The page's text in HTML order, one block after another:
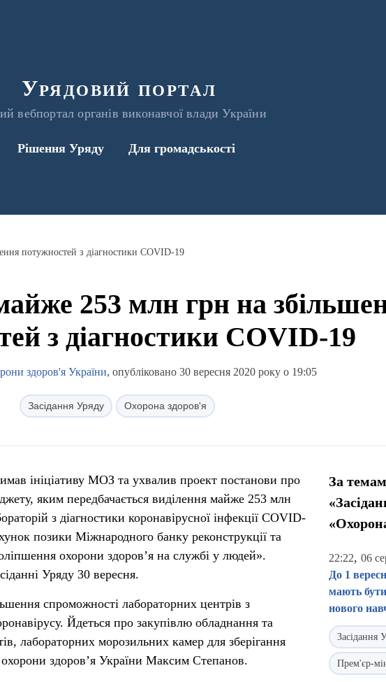
Урядовий портал
вебпортал органів виконавчої влади України
Рішення Уряду Для громадськості
потужностей з діагностики COVID-19
253 млн грн на
з діагностики COVID-19
здоров'я України, опубліковано 30 вересня 2020 року о 19:05
Засідання Уряду Охорона здоров'я
ініціативу МОЗ та ухвалив проект постанови про
яким передбачається виділення майже 253 млн
з діагностики коронавірусної інфекції COVID-
позики Міжнародного банку реконструкції та
охорони здоров’я на службі у людей».
Уряду 30 вересня.
спроможності лабораторних центрів з
Йдеться про закупівлю обладнання та
лабораторних морозильних камер для зберігання
здоров’я України Максим Степанов.
За
22:22, 06
До 1
мають
нового
Засідання
Прем'єр-